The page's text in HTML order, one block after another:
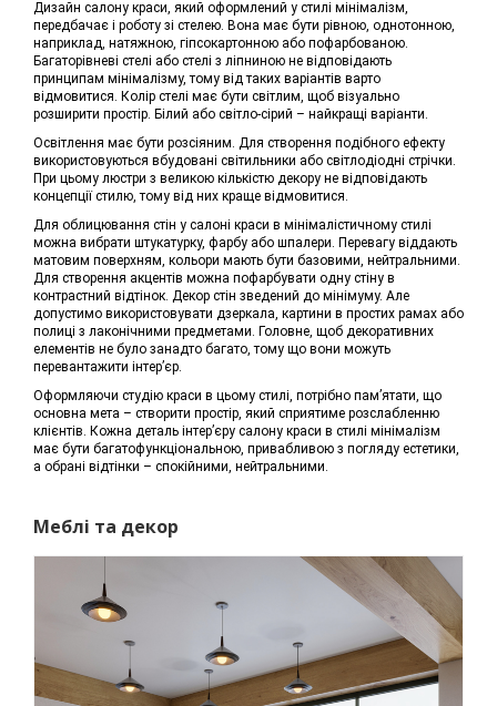
Дизайн салону краси, який оформлений у стилі мінімалізм,
передбачає і роботу зі стелею. Вона має бути рівною, однотонною,
наприклад, натяжною, гіпсокартонною або пофарбованою.
Багаторівневі стелі або стелі з ліпниною не відповідають
принципам мінімалізму, тому від таких варіантів варто
відмовитися. Колір стелі має бути світлим, щоб візуально
розширити простір. Білий або світло-сірий – найкращі варіанти.
Освітлення має бути розсіяним. Для створення подібного ефекту
використовуються вбудовані світильники або світлодіодні стрічки.
При цьому люстри з великою кількістю декору не відповідають
концепції стилю, тому від них краще відмовитися.
Для облицювання стін у салоні краси в мінімалістичному стилі
можна вибрати штукатурку, фарбу або шпалери. Перевагу віддають
матовим поверхням, кольори мають бути базовими, нейтральними.
Для створення акцентів можна пофарбувати одну стіну в
контрастний відтінок. Декор стін зведений до мінімуму. Але
допустимо використовувати дзеркала, картини в простих рамах або
полиці з лаконічними предметами. Головне, щоб декоративних
елементів не було занадто багато, тому що вони можуть
перевантажити інтер’єр.
Оформляючи студію краси в цьому стилі, потрібно пам’ятати, що
основна мета – створити простір, який сприятиме розслабленню
клієнтів. Кожна деталь інтер’єру салону краси в стилі мінімалізм
має бути багатофункціональною, привабливою з погляду естетики,
а обрані відтінки – спокійними, нейтральними.
Меблі та декор